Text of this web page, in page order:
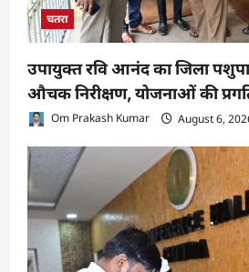
चतरा
उपायुक्त रवि आनंद का जिला
औचक निरीक्षण, योजनाओं की
Om Prakash Kumar August 6,